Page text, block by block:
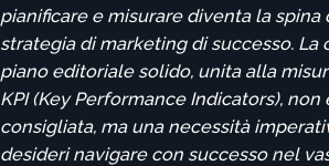
pianificare e misurare diventa la spina
strategia di marketing di successo. La
piano editoriale solido, unita alla
KPI (Key Performance Indicators),
consigliata, ma una necessità
desideri navigare con successo nel